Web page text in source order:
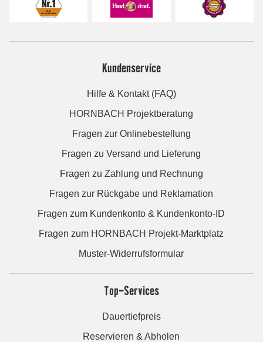
Kundenservice
Hilfe & Kontakt (FAQ)
HORNBACH Projektberatung
Fragen zur Onlinebestellung
Fragen zu Versand und Lieferung
Fragen zu Zahlung und Rechnung
Fragen zur Rückgabe und Reklamation
Fragen zum Kundenkonto & Kundenkonto-ID
Fragen zum HORNBACH Projekt-Marktplatz
Muster-Widerrufsformular
Top-Services
Dauertiefpreis
Reservieren & Abholen